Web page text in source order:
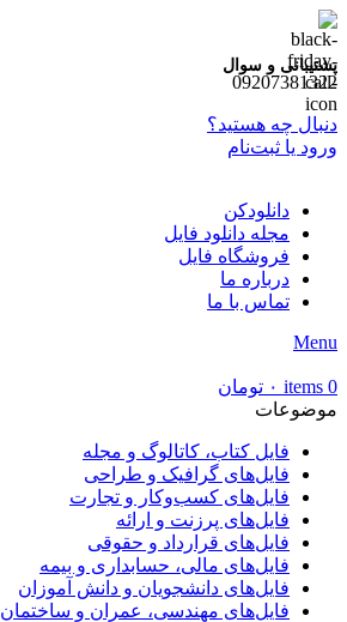
پشتیبانی و سوال
09207381322
دنبال چه هستید؟
ورود یا ثبت‌نام
دانلودکن
مجله دانلود فایل
فروشگاه فایل
درباره ما
تماس با ما
Menu
0
items ۰ تومان
موضوعات
فایل کتاب، کاتالوگ و مجله
فایل‌های گرافیک و طراحی
فایل‌های کسب‌وکار و تجارت
فایل‌های پرزنت و ارائه
فایل‌های قرارداد و حقوقی
فایل‌های مالی، حسابداری و بیمه
فایل‌های دانشجویان و دانش آموزان
فایل‌های مهندسی، عمران و ساختمان